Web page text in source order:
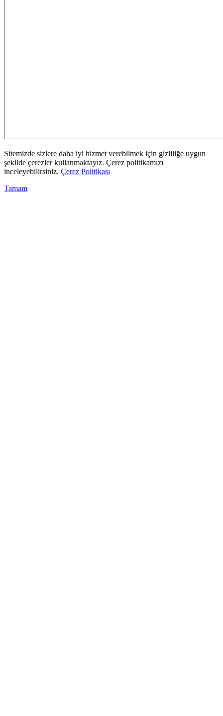
Sitemizde sizlere daha iyi hizmet verebilmek için gizliliğe uygun
şekilde çerezler kullanmaktayız. Çerez politikamızı
inceleyebilirsiniz. Çerez Politikası
Tamam